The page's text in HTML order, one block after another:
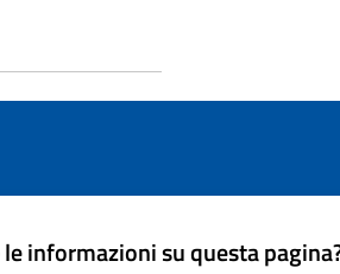
informazioni su questa